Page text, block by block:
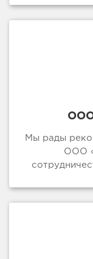
Мы рады
ООО